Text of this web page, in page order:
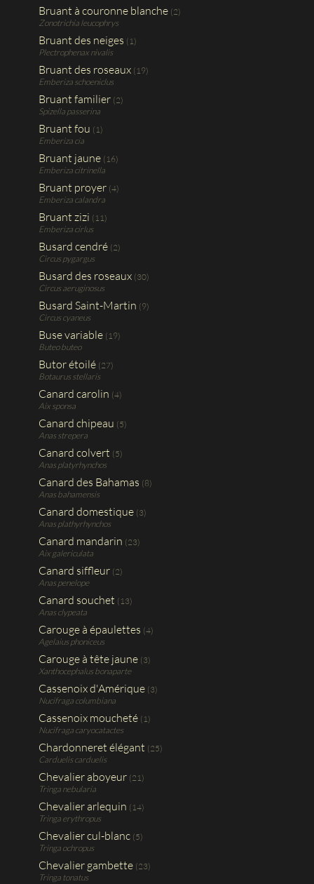
Bruant à couronne blanche (2)
Zonotrichia leucophrys
Bruant des neiges (1)
Plectrophenax nivalis
Bruant des roseaux (19)
Emberiza schoeniclus
Bruant familier (2)
Spizella passerina
Bruant fou (1)
Emberiza cia
Bruant jaune (16)
Emberiza citrinella
Bruant proyer (4)
Emberiza calandra
Bruant zizi (11)
Emberiza cirlus
Busard cendré (2)
Circus pygargus
Busard des roseaux (30)
Circus aeruginosus
Busard Saint-Martin (9)
Circus cyaneus
Buse variable (19)
Buteo buteo
Butor étoilé (27)
Botaurus stellaris
Canard carolin (4)
Aix sponsa
Canard chipeau (5)
Anas strepera
Canard colvert (5)
Anas platyrhynchos
Canard des Bahamas (8)
Anas bahamensis
Canard domestique (3)
Anas plathyrhynchos
Canard mandarin (23)
Aix galericulata
Canard siffleur (2)
Anas penelope
Canard souchet (13)
Anas clypeata
Carouge à épaulettes (4)
Agelaius phoniceus
Carouge à tête jaune (3)
Xanthocephalus bonaparte
Cassenoix d'Amérique (3)
Nucifraga columbiana
Cassenoix moucheté (1)
Nucifraga caryocatactes
Chardonneret élégant (25)
Carduelis carduelis
Chevalier aboyeur (21)
Tringa nebularia
Chevalier arlequin (14)
Tringa erythropus
Chevalier cul-blanc (5)
Tringa ochropus
Chevalier gambette (23)
Tringa tonatus